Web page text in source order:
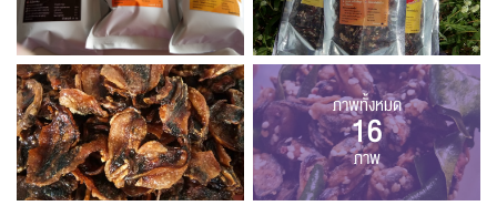
ภาพทั้งหมด
16
ภาพ